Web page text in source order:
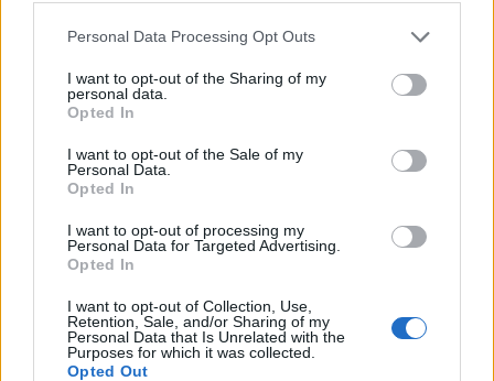
Personal Data Processing Opt Outs
I want to opt-out of the Sharing of my
personal data.
Opted In
I want to opt-out of the Sale of my
Personal Data.
Opted In
I want to opt-out of processing my
Personal Data for Targeted Advertising.
Opted In
I want to opt-out of Collection, Use,
Retention, Sale, and/or Sharing of my
Personal Data that Is Unrelated with the
Purposes for which it was collected.
Opted Out
māmiņu Mārīti Tabitu Kalniņu, kura iepazīstinās ar
savu grāmatu “Nejaucēni”. Prezentāciju papildinās
neliela radoša meistarklase.
Ikviens apmeklētājs varēs baudīt nesteidzīgu kopā
iespējams apskatīt pili, rotātu svētku tematikā,
baudīt Ziemassvētku mūziku, kas tiks izpildīta arī
marimbas ritmos. Tāpat varēs sasildīties ar gardu
kakao un pacienāties ar piparkūkām. Būs arī
Ieejas maksa pasākumā – pils ieejas maksas cena.